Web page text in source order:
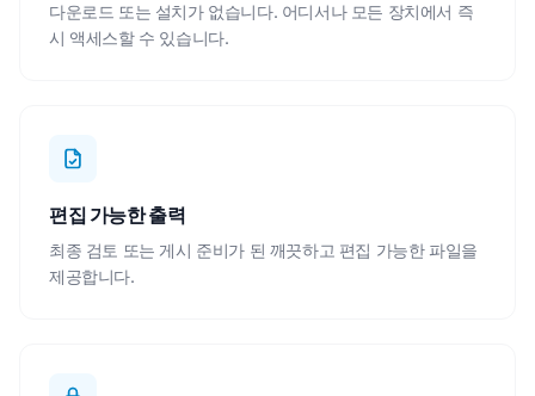
다운로드 또는 설치가 없습니다. 어디서나 모든 장치에서 즉
시 액세스할 수 있습니다.
편집 가능한 출력
최종 검토 또는 게시 준비가 된 깨끗하고 편집 가능한 파일을
제공합니다.